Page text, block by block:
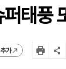
태풍
가